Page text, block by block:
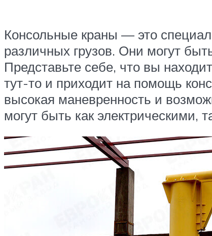
Консольные краны — это
различных грузов. Они могут
Представьте себе, что вы
тут-то и приходит на помощь
высокая маневренность и
могут быть как электрическими,